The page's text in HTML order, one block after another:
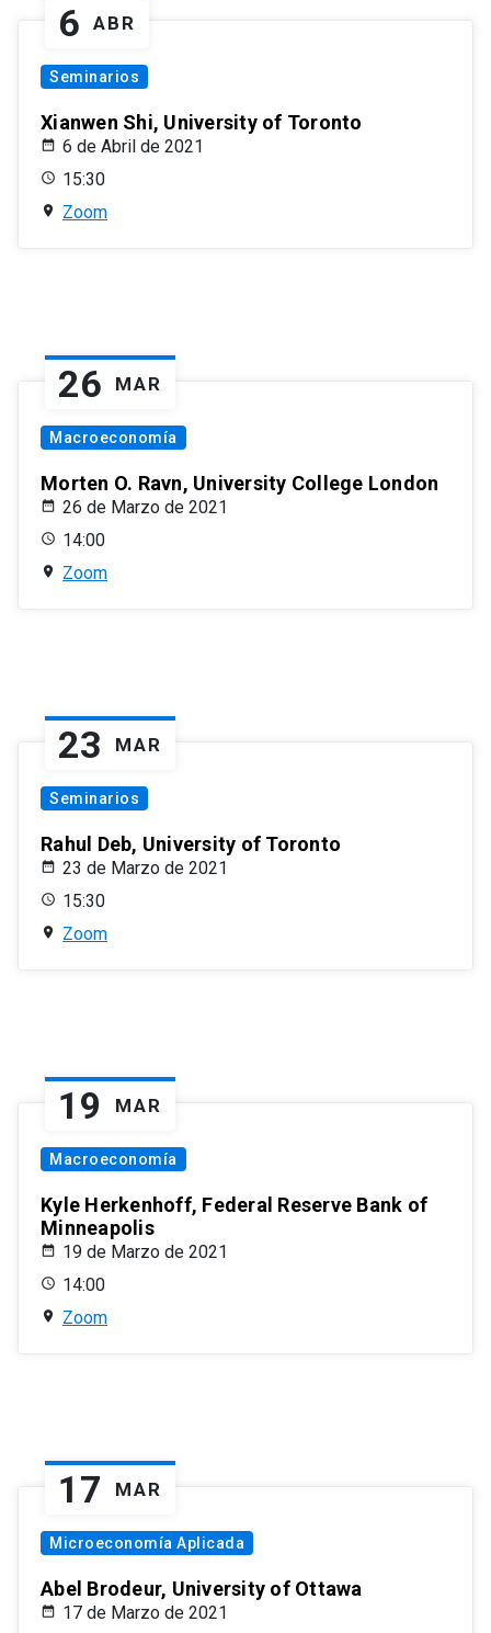
6 ABR
Seminarios
Xianwen Shi, University of Toronto
6 de Abril de 2021
15:30
Zoom
26 MAR
Macroeconomía
Morten O. Ravn, University College London
26 de Marzo de 2021
14:00
Zoom
23 MAR
Seminarios
Rahul Deb, University of Toronto
23 de Marzo de 2021
15:30
Zoom
19 MAR
Macroeconomía
Kyle Herkenhoff, Federal Reserve Bank of
Minneapolis
19 de Marzo de 2021
14:00
Zoom
17 MAR
Microeconomía Aplicada
Abel Brodeur, University of Ottawa
17 de Marzo de 2021